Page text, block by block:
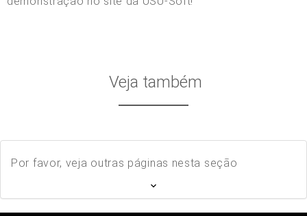
Veja também
Por favor, veja outras páginas nesta seção